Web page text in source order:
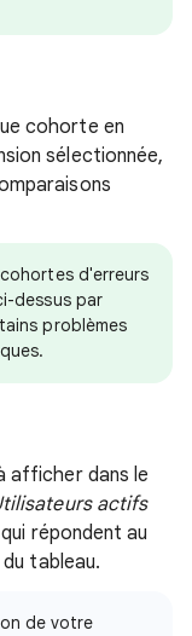
cohorte en
sélectionnée,
d'erreurs
dessus par
problèmes
afficher dans le
actifs
répondent au
tableau.
de votre